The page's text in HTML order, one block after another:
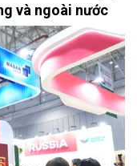
và ngoài nước